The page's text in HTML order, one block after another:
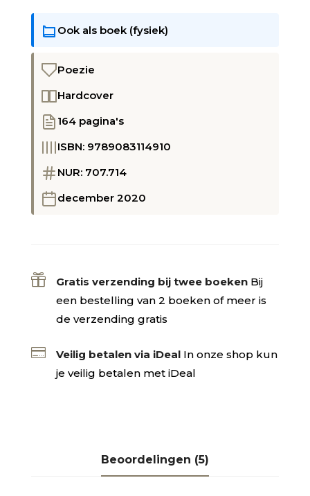
Ook als boek (fysiek)
Poezie
Hardcover
164 pagina's
ISBN: 9789083114910
NUR: 707.714
december 2020
 Gratis verzending bij twee boeken Bij
een bestelling van 2 boeken of meer is
de verzending gratis
 Veilig betalen via iDeal In onze shop kun
je veilig betalen met iDeal
Beoordelingen (5)